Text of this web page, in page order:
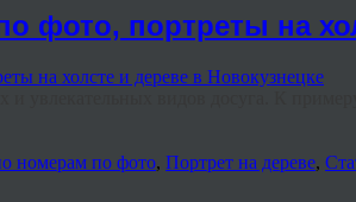
фото, портреты на
номерам по фото, Портрет на дереве,